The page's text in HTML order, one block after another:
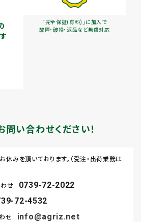
「完全保証(有料)」に加入で
故障・破損・返品など無償対応
問い合わせください！
せ 0739-72-2022
せ
info@agriz.net
72-4532
休みを頂いております。（受注・出荷業務は